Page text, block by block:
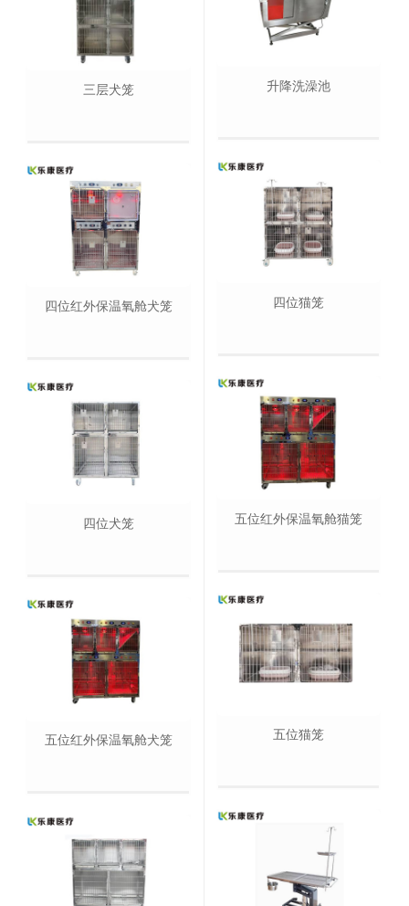
三层犬笼
四位红外保温氧舱犬笼
四位犬笼
五位红外保温氧舱犬笼
升降洗澡池
四位猫笼
五位红外保温氧舱猫笼
五位猫笼